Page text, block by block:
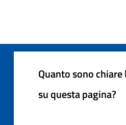
Quanto sono
su questa pagina?